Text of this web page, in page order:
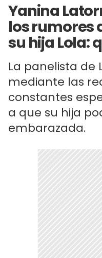
Yanina
los rumores
su hija Lola:
La panelista de
mediante las
constantes
a que su hija
embarazada.